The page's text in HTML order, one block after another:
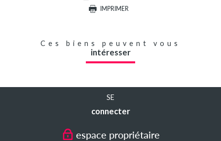
IMPRIMER
Ces biens peuvent vous
intéresser
SE
connecter
espace propriétaire